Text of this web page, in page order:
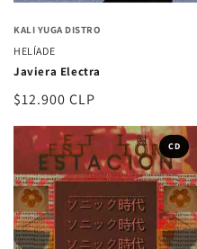
KALI YUGA DISTRO
HELÍADE
Javiera Electra
Precio
$12.900 CLP
CD